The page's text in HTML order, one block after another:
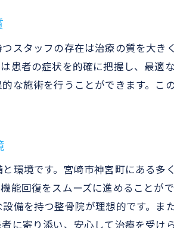
スタッフの存在は治療の質を大
患者の症状を的確に把握し、最適
な施術を行うことができます。
環境です。宮崎市神宮町にある
能回復をスムーズに進めることが
備を持つ整骨院が理想的です。
に寄り添い、安心して治療を受